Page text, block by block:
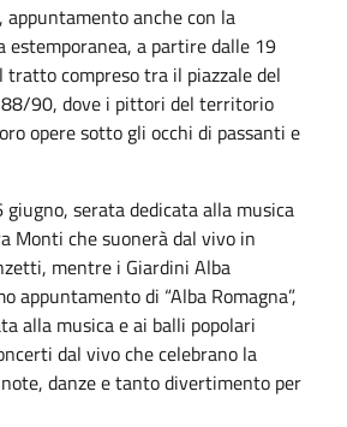
appuntamento anche con la
estemporanea, a partire dalle 19
tratto compreso tra il piazzale del
88/90, dove i pittori del territorio
opere sotto gli occhi di passanti e
giugno, serata dedicata alla musica
Monti che suonerà dal vivo in
mentre i Giardini Alba
appuntamento di “Alba Romagna”,
alla musica e ai balli popolari
dal vivo che celebrano la
danze e tanto divertimento per